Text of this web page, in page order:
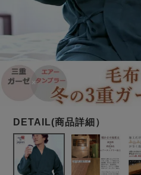
春
ガールズ
柄物
インナーウェア
売れ筋ランキング
- Item Ranking -
すべてのメン
ズ
パジャマ
長袖
前開き
SDGsの取り組み